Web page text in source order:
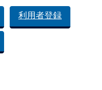
利用者登録